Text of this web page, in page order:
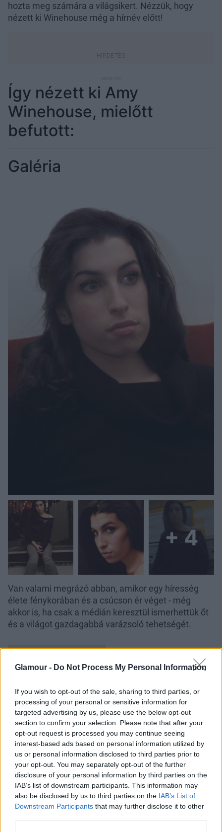
Glamour - Do Not Process My Personal Information
If you wish to opt-out of the sale, sharing to third parties, or
processing of your personal or sensitive information for
targeted advertising by us, please use the below opt-out
section to confirm your selection. Please note that after your
opt-out request is processed you may continue seeing
interest-based ads based on personal information utilized by
us or personal information disclosed to third parties prior to
your opt-out. You may separately opt-out of the further
disclosure of your personal information by third parties on the
IAB’s list of downstream participants. This information may
also be disclosed by us to third parties on the IAB’s List of
Downstream Participants that may further disclose it to other
hozta meg számára a világsikert. Nézzük, hogy
nézett ki Winehouse még a hírnév előtt!
Így nézett ki Amy
Winehouse, mielőtt
befutott:
Galéria
+ 4
Van valami megrázó abban, amikor egy híresség
élete fénykorában és a csúcson ér véget - még
akkor is, ha csak a médián keresztül ismerhettük őt
és a világot gazdagabbá varázsoló tehetségét.
5 világsztár, akit az Eurovíziós
Dalfesztivál indított el a pályáján